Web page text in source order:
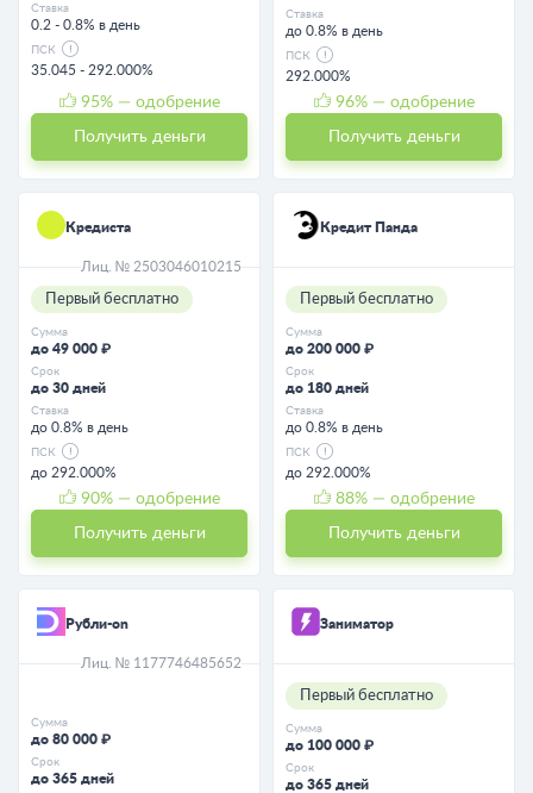
Ставка
0.2 - 0.8% в день
ПСК
35.045 - 292.000%
95% — одобрение
Получить деньги
Ставка
до 0.8% в день
ПСК
292.000%
96% — одобрение
Получить деньги
Кредиста
Лиц. № 2503046010215
Первый бесплатно
Сумма
до 49 000 ₽
Срок
до 30 дней
Ставка
до 0.8% в день
ПСК
до 292.000%
90% — одобрение
Получить деньги
Кредит Панда
Первый бесплатно
Сумма
до 200 000 ₽
Срок
до 180 дней
Ставка
до 0.8% в день
ПСК
до 292.000%
88% — одобрение
Получить деньги
Рубли-on
Лиц. № 1177746485652
Сумма
до 80 000 ₽
Срок
до 365 дней
Заниматор
Первый бесплатно
Сумма
до 100 000 ₽
Срок
до 365 дней